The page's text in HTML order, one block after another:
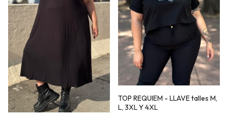
TOP REQUIEM - LLAVE talles M,
L, 3XL Y 4XL